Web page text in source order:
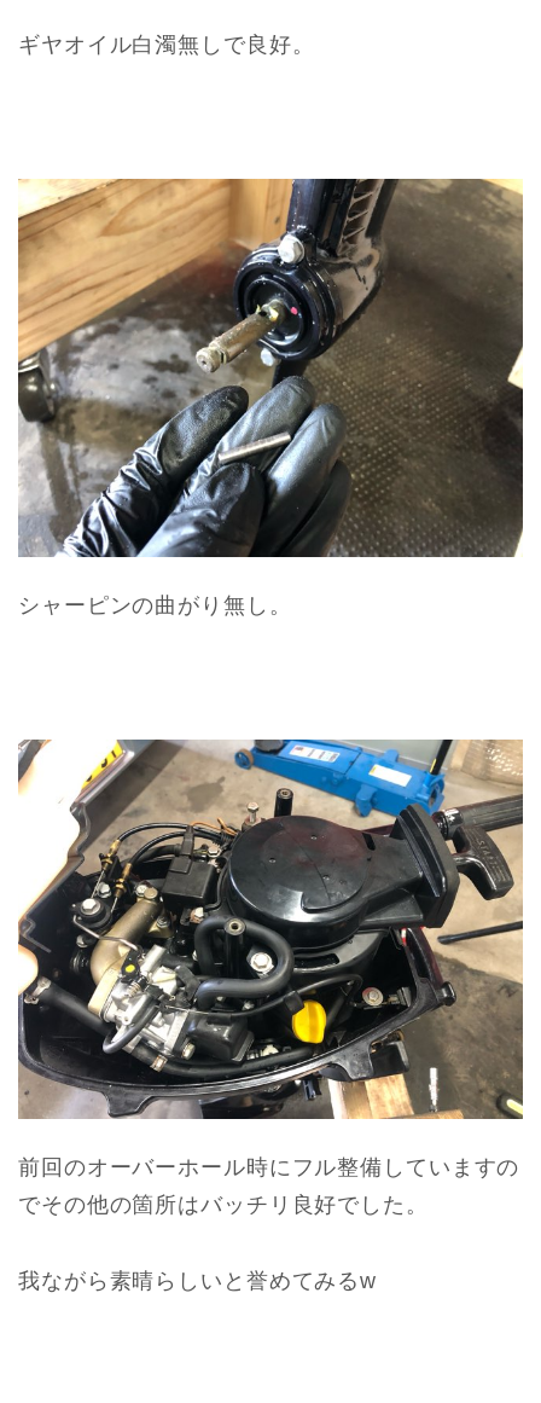
ギヤオイル白濁無しで良好。
シャーピンの曲がり無し。
前回のオーバーホール時にフル整備していますの
でその他の箇所はバッチリ良好でした。
我ながら素晴らしいと誉めてみるw